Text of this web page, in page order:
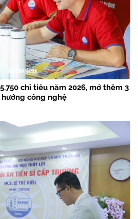
chỉ tiêu năm 2026, mở thêm 3
công nghệ